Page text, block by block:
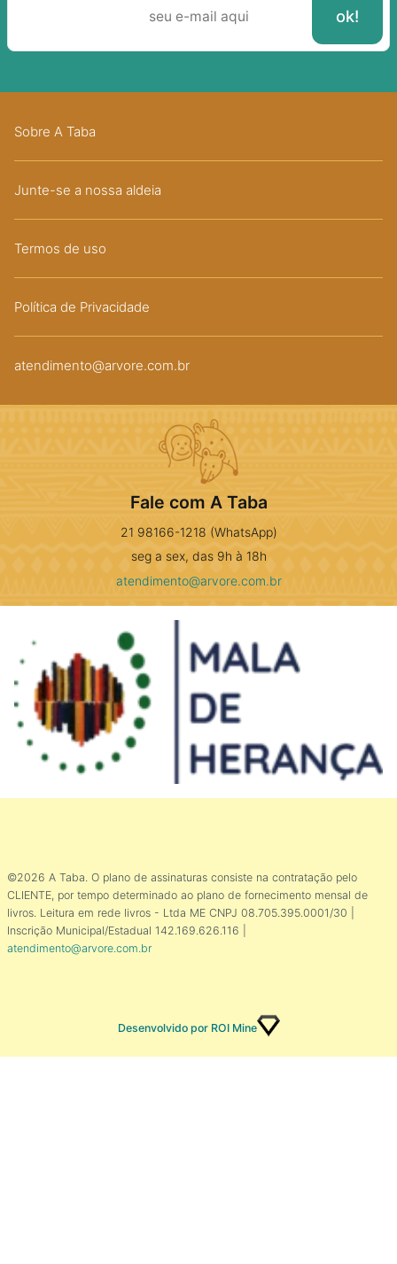
Sobre A Taba
Junte-se a nossa aldeia
Termos de uso
Política de Privacidade
atendimento@arvore.com.br
Fale com A Taba
21 98166-1218 (WhatsApp)
seg a sex, das 9h à 18h
atendimento@arvore.com.br
©2026 A Taba. O plano de assinaturas consiste na contratação pelo
CLIENTE, por tempo determinado ao plano de fornecimento mensal de
livros. Leitura em rede livros - Ltda ME CNPJ 08.705.395.0001/30 |
Inscrição Municipal/Estadual 142.169.626.116 |
atendimento@arvore.com.br
Desenvolvido por ROI Mine